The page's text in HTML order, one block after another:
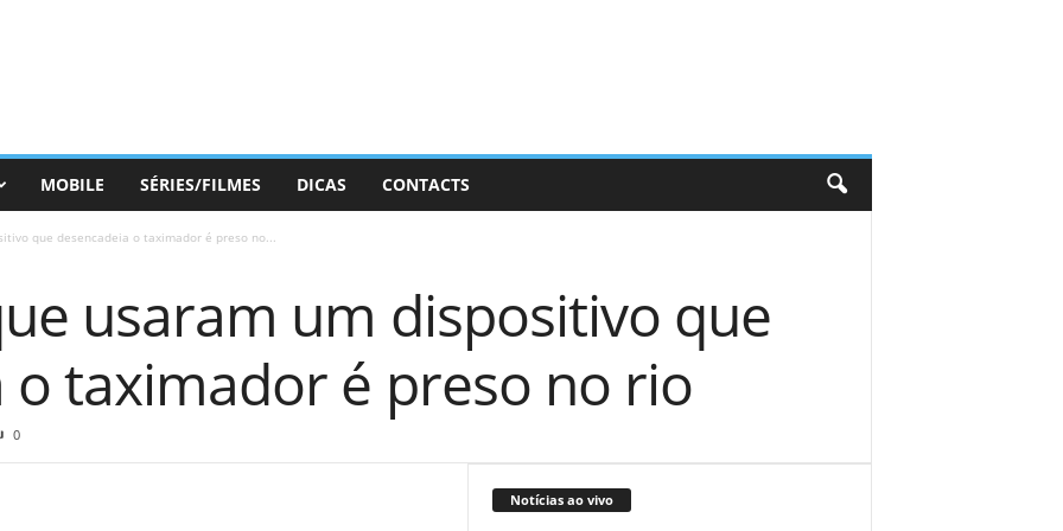
MOBILE SÉRIES/FILMES DICAS CONTACTS
que desencadeia o taximador é preso no...
usaram um dispositivo que
o taximador é preso no rio
0
Notícias ao vivo